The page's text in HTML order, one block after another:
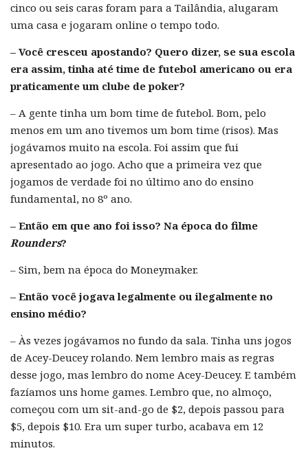
cinco ou seis caras foram para a Tailândia, alugaram
uma casa e jogaram online o tempo todo.
– Você cresceu apostando? Quero dizer, se sua escola
era assim, tinha até time de futebol americano ou era
praticamente um clube de poker?
– A gente tinha um bom time de futebol. Bom, pelo
menos em um ano tivemos um bom time (risos). Mas
jogávamos muito na escola. Foi assim que fui
apresentado ao jogo. Acho que a primeira vez que
jogamos de verdade foi no último ano do ensino
fundamental, no 8º ano.
– Então em que ano foi isso? Na época do filme
Rounders?
– Sim, bem na época do Moneymaker.
– Então você jogava legalmente ou ilegalmente no
ensino médio?
– Às vezes jogávamos no fundo da sala. Tinha uns jogos
de Acey-Deucey rolando. Nem lembro mais as regras
desse jogo, mas lembro do nome Acey-Deucey. E também
fazíamos uns home games. Lembro que, no almoço,
começou com um sit-and-go de $2, depois passou para
$5, depois $10. Era um super turbo, acabava em 12
minutos.